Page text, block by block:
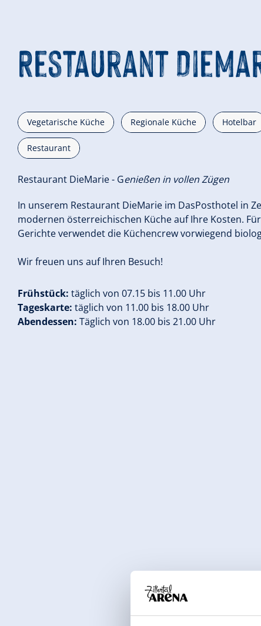
Restaurant
Vegetarische Küche Regionale Küche Hotelbar
Restaurant
Restaurant DieMarie - Genießen in vollen Zügen
In unserem Restaurant DieMarie im DasPosthotel in
modernen österreichischen Küche auf Ihre Kosten.
Gerichte verwendet die Küchencrew vorwiegend
Wir freuen uns auf Ihren Besuch!
Frühstück: täglich von 07.15 bis 11.00 Uhr
Tageskarte: täglich von 11.00 bis 18.00 Uhr
Abendessen: Täglich von 18.00 bis 21.00 Uhr